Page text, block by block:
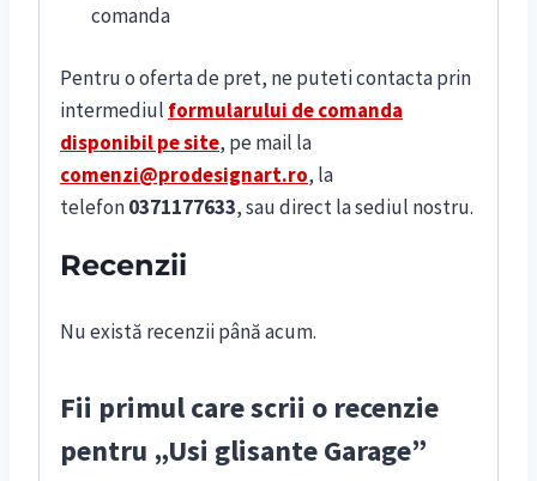
comanda
Pentru o oferta de pret, ne puteti contacta prin
intermediul formularului de comanda
disponibil pe site, pe mail la
comenzi@prodesignart.ro, la
telefon0371177633, sau direct la sediul nostru.
Recenzii
Nu există recenzii până acum.
Fii primul care scrii o recenzie
pentru „Usi glisante Garage”